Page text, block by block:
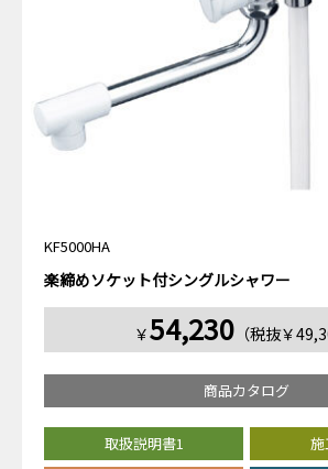
KF5000HA
楽締めソケット付シングルシャワー
￥54,230（税抜￥
商品カタログ
取扱説明書1
施